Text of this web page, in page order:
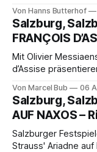
Münster der
wohl auch eine
Varieté kommt.
Von Hanns Butterhof
Salzburg,
FRANÇOIS
Mit Olivier
d’Assise
eine bildgewaltige
die komplexe
Franziskus.
Von Marcel Bub 06
Salzburg,
AUF NAXOS –
Salzburger
Strauss' Ariadne